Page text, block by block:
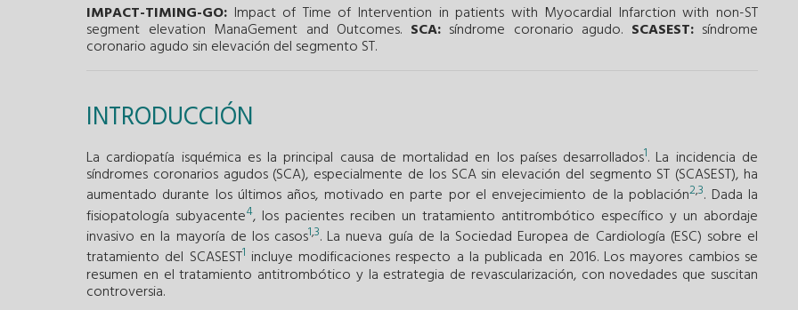
IMPACT-TIMING-GO: Impact of Time of Intervention in patients with Myocardial Infarction with non-ST
segment elevation ManaGement and Outcomes. SCA:síndrome coronario agudo. SCASEST:síndrome
coronario agudo sin elevación del segmento ST.
INTRODUCCIÓN
La cardiopatía isquémica es la principal causa de mortalidad en los países desarrollados1. La incidencia de
síndromes coronarios agudos (SCA), especialmente de los SCA sin elevación del segmento ST (SCASEST), ha
aumentado durante los últimos años, motivado en parte por el envejecimiento de la población2,3. Dada la
fisiopatología subyacente4, los pacientes reciben un tratamiento antitrombótico específico y un abordaje
invasivo en la mayoría de los casos1,3. La nueva guía de la Sociedad Europea de Cardiología (ESC) sobre el
tratamiento del SCASEST1 incluye modificaciones respecto a la publicada en 2016. Los mayores cambios se
resumen en el tratamiento antitrombótico y la estrategia de revascularización, con novedades que suscitan
controversia.